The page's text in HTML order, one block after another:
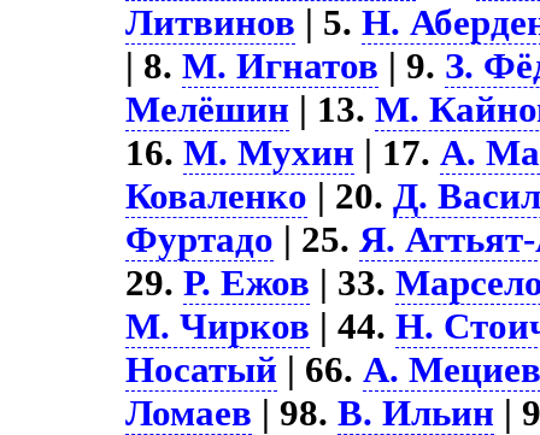
Литвинов | 5.Н.
| 8.М. Игнатов | 9. З.
Мелёшин | 13.М.
16.М. Мухин | 17.А.
Коваленко | 20.Д.
Фуртадо | 25.Я.
29.Р. Ежов | 33.
М. Чирков | 44.Н.
Носатый | 66.А.
Ломаев | 98.В. Ильин |